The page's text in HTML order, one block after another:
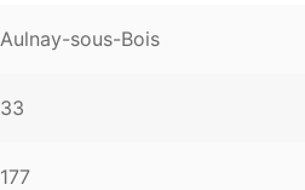
Aulnay-sous-Bois
33
177